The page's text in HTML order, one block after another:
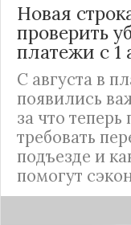
Новая
проверить
платежи с 1
С августа в
появились
за что теперь
требовать
подъезде и
помогут